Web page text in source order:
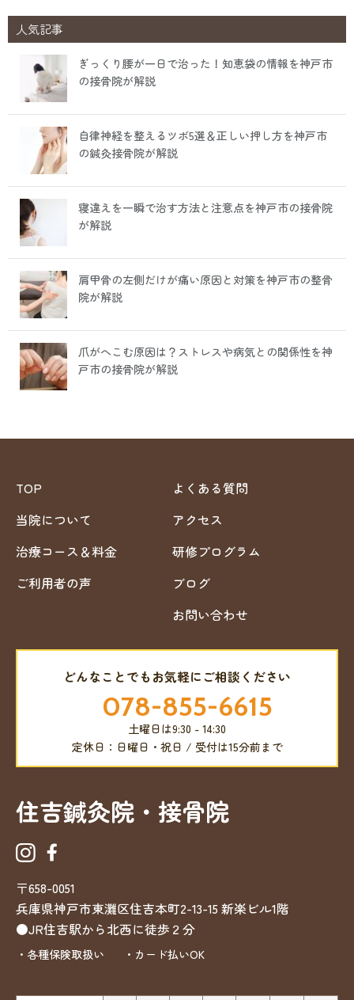
人気記事
ぎっくり腰が一日で治った！知恵袋の情報を神戸市
の接骨院が解説
自律神経を整えるツボ5選＆正しい押し方を神戸市
の鍼灸接骨院が解説
寝違えを一瞬で治す方法と注意点を神戸市の接骨院
が解説
肩甲骨の左側だけが痛い原因と対策を神戸市の整骨
院が解説
爪がへこむ原因は？ストレスや病気との関係性を神
戸市の接骨院が解説
TOP
当院について
治療コース＆料金
ご利用者の声
よくある質問
アクセス
研修プログラム
ブログ
お問い合わせ
どんなことでもお気軽にご相談ください
078-855-6615
土曜日は9:30 - 14:30
定休日：日曜日・祝日 / 受付は15分前まで
住吉鍼灸院・接骨院
〒658-0051
兵庫県神戸市東灘区住吉本町2-13-15 新楽ビル1階
●JR住吉駅から北西に徒歩２分
・各種保険取扱い ・カード払いOK